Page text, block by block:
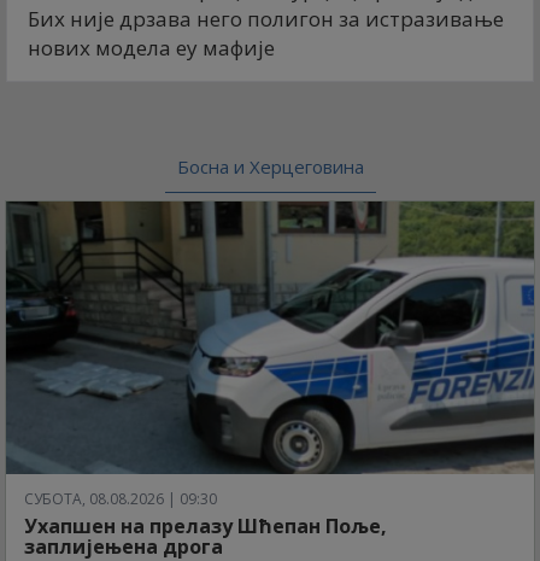
Бих није дрзава него полигон за истразивање
нових модела еу мафије
Босна и Херцеговина
СУБОТА, 08.08.2026 | 09:30
Ухапшен на прелазу Шћепан Поље,
заплијењена дрога